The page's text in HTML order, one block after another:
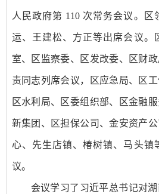
人民政府第 110 次常务会议。区
运、王建松、方正等出席会议。
室、区监察委、区发改委、区财
责同志列席会议，区应急局、区工
区水利局、区委组织部、区金融
新集团、区担保公司、金安资产
心、先生店镇、椿树镇、马头镇
议。
会议学习了习近平总书记对